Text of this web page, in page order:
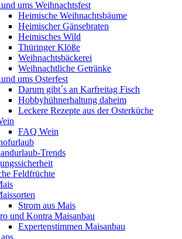
ums Weihnachtsfest
Heimische Weihnachtsbäume
Heimischer Gänsebraten
Heimisches Wild
Thüringer Klöße
Weihnachtsbäckerei
Weihnachtliche Getränke
ums Osterfest
Darum gibt´s an Karfreitag Fisch
Hobbyhühnerhaltung daheim
Leckere Rezepte aus der Osterküche
FAQ Wein
Trends
Feldfrüchte
Strom aus Mais
und Kontra Maisanbau
Expertenstimmen Maisanbau